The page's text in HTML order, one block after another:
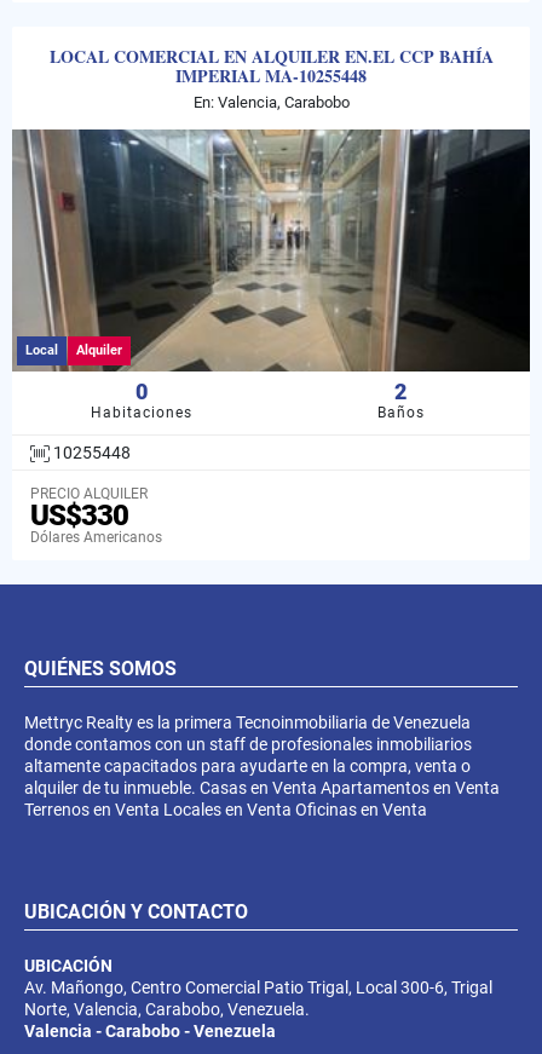
LOCAL COMERCIAL EN ALQUILER EN.EL CCP BAHÍA
IMPERIAL MA-10255448
En: Valencia, Carabobo
Local Alquiler
0
Habitaciones
2
Baños
10255448
PRECIO ALQUILER
US$330
Dólares Americanos
QUIÉNES SOMOS
Mettryc Realty es la primera Tecnoinmobiliaria de Venezuela
donde contamos con un staff de profesionales inmobiliarios
altamente capacitados para ayudarte en la compra, venta o
alquiler de tu inmueble. Casas en Venta Apartamentos en Venta
Terrenos en Venta Locales en Venta Oficinas en Venta
UBICACIÓN Y CONTACTO
UBICACIÓN
Av. Mañongo, Centro Comercial Patio Trigal, Local 300-6, Trigal
Norte, Valencia, Carabobo, Venezuela.
Valencia - Carabobo - Venezuela